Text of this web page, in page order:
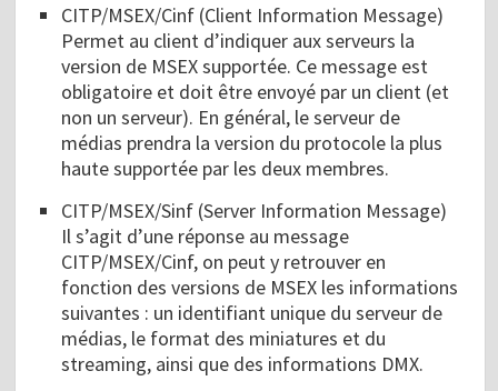
CITP/MSEX/Cinf (Client Information Message)
Permet au client d’indiquer aux serveurs la
version de MSEX supportée. Ce message est
obligatoire et doit être envoyé par un client (et
non un serveur). En général, le serveur de
médias prendra la version du protocole la plus
haute supportée par les deux membres.
CITP/MSEX/Sinf (Server Information Message)
Il s’agit d’une réponse au message
CITP/MSEX/Cinf, on peut y retrouver en
fonction des versions de MSEX les informations
suivantes : un identifiant unique du serveur de
médias, le format des miniatures et du
streaming, ainsi que des informations DMX.